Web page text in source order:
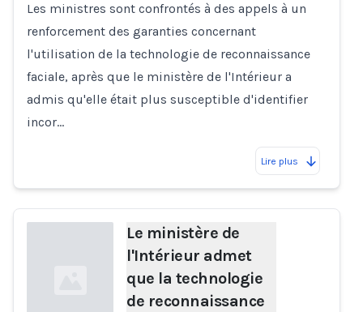
Les ministres sont confrontés à des appels à un
renforcement des garanties concernant
l'utilisation de la technologie de reconnaissance
faciale, après que le ministère de l'Intérieur a
admis qu'elle était plus susceptible d'identifier
incor…
Lire plus
Le ministère de
l'Intérieur admet
que la technologie
de reconnaissance